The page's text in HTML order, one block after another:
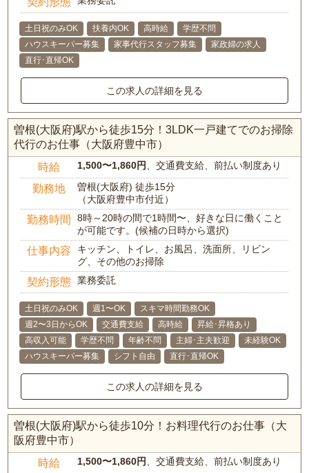
土日祝のみOK 扶養内OK 高時給
学歴不問
ハウスキーパー募集
家事代行スタッフ募集
家政婦の求人
直行･直帰OK
この求人の詳細を見る
曽根(大阪府)駅から徒歩15分！3LDK一戸建てでのお掃除
代行のお仕事（大阪府豊中市）
時給 1,500〜1,860円 、交通費支給、前払い制度あり
勤務地
曽根(大阪府) 徒歩15分
（大阪府豊中市付近）
勤務時間
8時～20時の間で1時間〜、好きな日に働くこと
が可能です。(候補の日時から選択)
仕事内容
キッチン、トイレ、お風呂、洗面所、リビン
グ、その他のお掃除
契約形態 業務委託
土日祝のみOK 週1〜OK
スキマ時間勤務OK
週2〜3日からOK
交通費支給 高時給
昇給･昇格あり
高収入可能
学歴不問 年齢不問 主婦･主夫歓迎
未経験OK
ハウスキーパー募集
シフト自由 直行･直帰OK
この求人の詳細を見る
曽根(大阪府)駅から徒歩10分！お料理代行のお仕事（大
阪府豊中市）
時給 1,500〜1,860円 、交通費支給、前払い制度あり